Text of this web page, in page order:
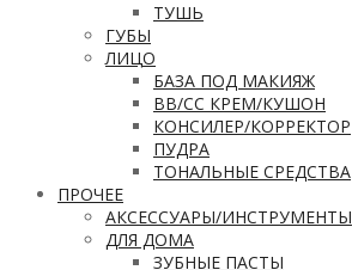
ТУШЬ
ГУБЫ
ЛИЦО
БАЗА ПОД МАКИЯЖ
ВВ/CC КРЕМ/КУШОН
КОНСИЛЕР/КОРРЕКТОР
ПУДРА
ТОНАЛЬНЫЕ СРЕДСТВА
ПРОЧЕЕ
АКСЕССУАРЫ/ИНСТРУМЕНТЫ
ДЛЯ ДОМА
ЗУБНЫЕ ПАСТЫ